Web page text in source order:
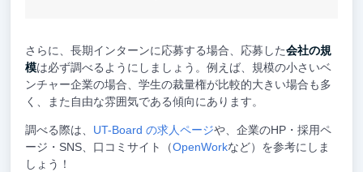
さらに、長期インターンに応募する場合、応募した会社の規
模は必ず調べるようにしましょう。例えば、規模の小さいベ
ンチャー企業の場合、学生の裁量権が比較的大きい場合も多
く、また自由な雰囲気である傾向にあります。
調べる際は、 UT-Board の求人ページや、企業のHP・採用ペ
ージ・SNS、口コミサイト（OpenWorkなど）を参考にしま
しょう！